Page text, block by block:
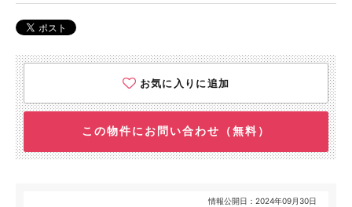
お気に入りに追加
この物件にお問い合わせ（無料）
情報公開日：2024年09月30日